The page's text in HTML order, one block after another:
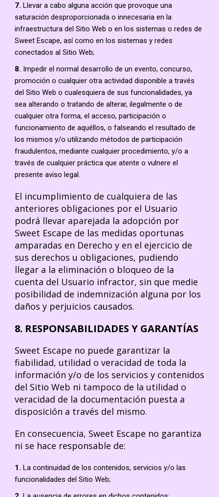
7. Llevar a cabo alguna acción que provoque una
saturación desproporcionada o innecesaria en la
infraestructura del Sitio Web o en los sistemas o redes de
Sweet Escape, así como en los sistemas y redes
conectados al Sitio Web;
8. Impedir el normal desarrollo de un evento, concurso,
promoción o cualquier otra actividad disponible a través
del Sitio Web o cualesquiera de sus funcionalidades, ya
sea alterando o tratando de alterar, ilegalmente o de
cualquier otra forma, el acceso, participación o
funcionamiento de aquéllos, o falseando el resultado de
los mismos y/o utilizando métodos de participación
fraudulentos, mediante cualquier procedimiento, y/o a
través de cualquier práctica que atente o vulnere el
presente aviso legal.
El incumplimiento de cualquiera de las
anteriores obligaciones por el Usuario
podrá llevar aparejada la adopción por
Sweet Escape de las medidas oportunas
amparadas en Derecho y en el ejercicio de
sus derechos u obligaciones, pudiendo
llegar a la eliminación o bloqueo de la
cuenta del Usuario infractor, sin que medie
posibilidad de indemnización alguna por los
daños y perjuicios causados.
8. RESPONSABILIDADES Y GARANTÍAS
Sweet Escape no puede garantizar la
fiabilidad, utilidad o veracidad de toda la
información y/o de los servicios y contenidos
del Sitio Web ni tampoco de la utilidad o
veracidad de la documentación puesta a
disposición a través del mismo.
En consecuencia, Sweet Escape no garantiza
ni se hace responsable de:
1. La continuidad de los contenidos, servicios y/o las
funcionalidades del Sitio Web;